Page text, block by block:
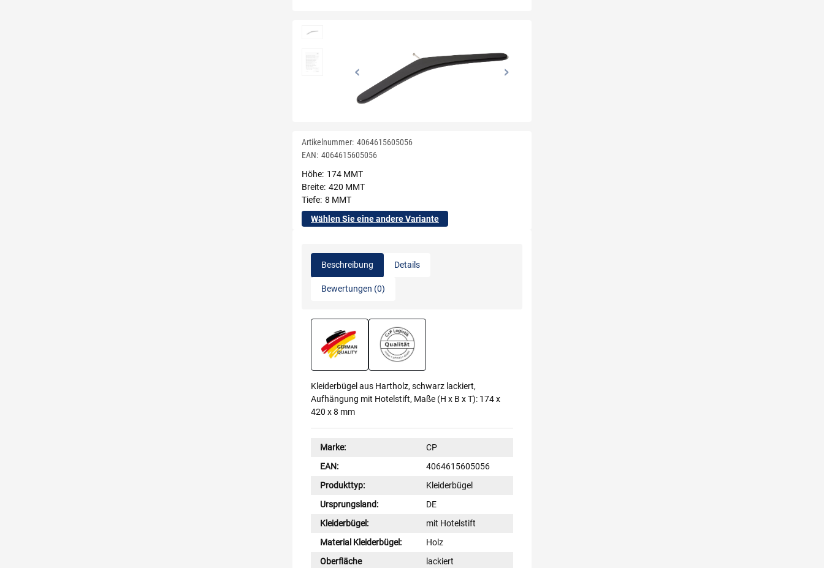
Artikelnummer: 4064615605056
EAN: 4064615605056
Höhe 174 MMT
Breite 420 MMT
Tiefe 8 MMT
Wählen Sie eine andere Variante
Beschreibung Details
Bewertungen (0)
Kleiderbügel aus Hartholz, schwarz lackiert,
Aufhängung mit Hotelstift, Maße (H x B x T): 174 x
420 x 8 mm
Marke:
CP
EAN:
4064615605056
Produkttyp:
Kleiderbügel
Ursprungsland:
DE
Kleiderbügel:
mit Hotelstift
Material Kleiderbügel:
Holz
Oberfläche
lackiert